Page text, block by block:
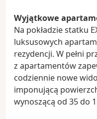
Wyjątkowe
Na pokładzie statku
luksusowych
rezydencji. W pełni
z apartamentów
codziennie nowe
imponującą
wynoszącą od 35 do